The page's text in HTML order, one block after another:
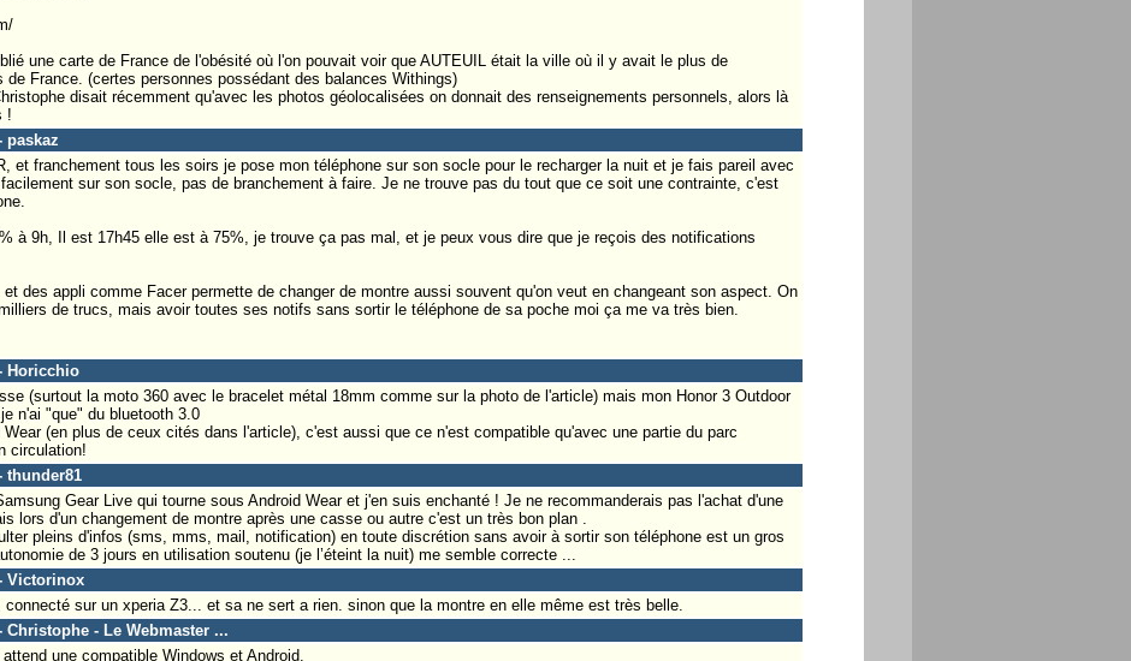
une carte de France de l'obésité où l'on pouvait voir que AUTEUIL était la ville où il y avait le plus de
de France. (certes personnes possédant des balances Withings)
disait récemment qu'avec les photos géolocalisées on donnait des renseignements personnels, alors là
!
paskaz
et franchement tous les soirs je pose mon téléphone sur son socle pour le recharger la nuit et je fais pareil avec
sur son socle, pas de branchement à faire. Je ne trouve pas du tout que ce soit une contrainte, c'est
à 9h, Il est 17h45 elle est à 75%, je trouve ça pas mal, et je peux vous dire que je reçois des notifications
des appli comme Facer permette de changer de montre aussi souvent qu'on veut en changeant son aspect. On
de trucs, mais avoir toutes ses notifs sans sortir le téléphone de sa poche moi ça me va très bien.
Horicchio
(surtout la moto 360 avec le bracelet métal 18mm comme sur la photo de l'article) mais mon Honor 3 Outdoor
n'ai "que" du bluetooth 3.0
Wear (en plus de ceux cités dans l'article), c'est aussi que ce n'est compatible qu'avec une partie du parc
circulation!
thunder81
Gear Live qui tourne sous Android Wear et j'en suis enchanté ! Je ne recommanderais pas l'achat d'une
lors d'un changement de montre après une casse ou autre c'est un très bon plan .
pleins d'infos (sms, mms, mail, notification) en toute discrétion sans avoir à sortir son téléphone est un gros
de 3 jours en utilisation soutenu (je l’éteint la nuit) me semble correcte ...
Victorinox
connecté sur un xperia Z3... et sa ne sert a rien. sinon que la montre en elle même est très belle.
Christophe - Le Webmaster ...
une compatible Windows et Android.